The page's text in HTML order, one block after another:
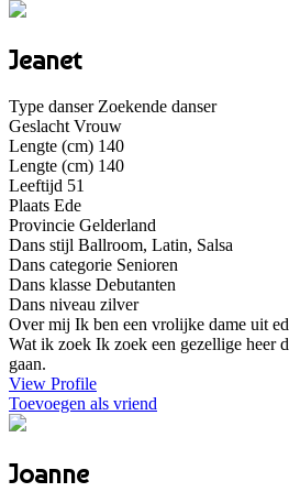
Jeanet
Type danser Zoekende danser
Geslacht Vrouw
Lengte (cm) 140
Lengte (cm) 140
Leeftijd 51
Plaats Ede
Provincie Gelderland
Dans stijl Ballroom, Latin, Salsa
Dans categorie Senioren
Dans klasse Debutanten
Dans niveau zilver
Over mij Ik ben een vrolijke dame uit
Wat ik zoek Ik zoek een gezellige heer
gaan.
View Profile
Toevoegen als vriend
Joanne